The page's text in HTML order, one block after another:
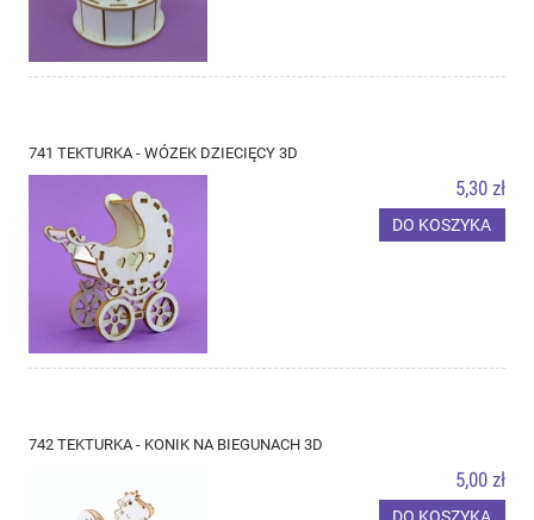
741 TEKTURKA - WÓZEK DZIECIĘCY 3D
5,30 zł
DO KOSZYKA
742 TEKTURKA - KONIK NA BIEGUNACH 3D
5,00 zł